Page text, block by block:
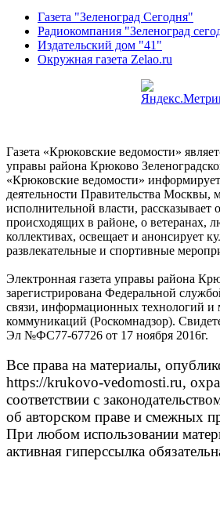
Газета "Зеленоград Сегодня"
Радиокомпания "Зеленоград
Издательский дом "41"
Окружная газета Zelao.ru
Газета «Крюковские ведомости»
управы района Крюково
«Крюковские ведомости»
деятельности Правительства Москвы,
исполнительной власти, рассказывает
происходящих в районе, о ветеранах,
коллективах, освещает и анонсирует
развлекательные и спортивные
Электронная газета управы района
зарегистрирована Федеральной
связи, информационных технологий и
коммуникаций (Роскомнадзор).
Эл №ФС77-67726 от 17 ноября 2016г.
Все права на материалы,
https://krukovo-vedomosti.ru,
соответствии с
об авторском праве и смежных
При любом использовании
активная гиперссылка